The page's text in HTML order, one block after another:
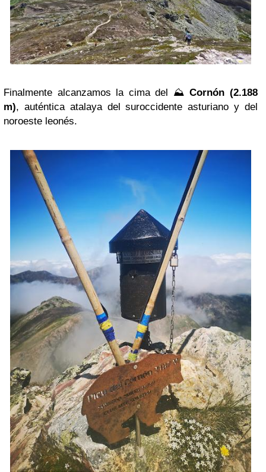
Finalmente alcanzamos la cima del ⛰️Cornón (2.188
m), auténtica atalaya del suroccidente asturiano y del
noroeste leonés.